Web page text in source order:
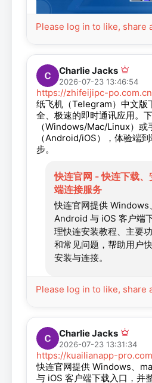
Please log in to like, share
Charlie Jacks
2026-07-23 13:46:54
https://zhifeijipc-
纸飞机（Telegram）中文
全、极速的即时通讯应用。
（Windows/Mac/Linux）或
（Android/iOS），体验端
步。
快连官网 - 快连下载、
端连接服务
快连官网提供 Windows
Android 与 iOS 客户端
理快连安装教程、主要
和常见问题，帮助用户快
安装与连接。
Please log in to like, share
Charlie Jacks
2026-07-23 13:31:34
https://kuailianapp-
快连官网提供 Windows、
与 iOS 客户端下载入口，并